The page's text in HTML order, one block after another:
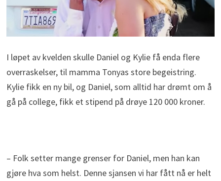
I løpet av kvelden skulle Daniel og Kylie få enda flere
overraskelser, til mamma Tonyas store begeistring.
Kylie fikk en ny bil, og Daniel, som alltid har drømt om å
gå på college, fikk et stipend på drøye 120 000 kroner.
– Folk setter mange grenser for Daniel, men han kan
gjøre hva som helst. Denne sjansen vi har fått nå er helt